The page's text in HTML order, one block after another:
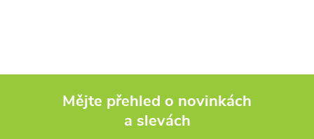
Mějte přehled o novinkách
a slevách